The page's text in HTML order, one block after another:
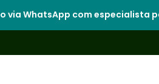
via WhatsApp com especialista